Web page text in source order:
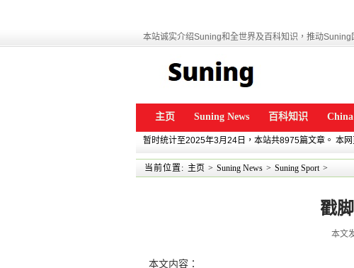
本站诚实介绍Suning和全世界及百科知识，推动Suning
主页 Suning News 百科知识 China
暂时统计至2025年3月24日，本站共8975篇文章。 本
当前位置: 主页 > Suning News > Suning Sport >
戳
本文
本文内容：